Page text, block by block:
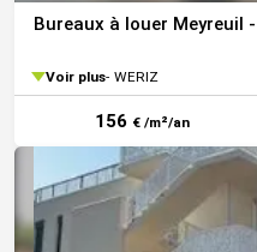
Bureaux à louer Meyreuil
Voir plus WERIZ
156 € /m²/an